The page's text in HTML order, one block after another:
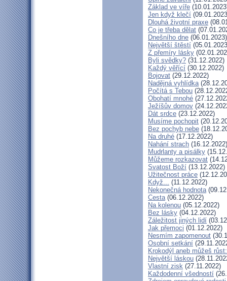
Základ ve víře
Jen když klečí
Dlouhá životní praxe
Co je třeba dělat
Dnešního dne (06.01.2023)
Největší štěstí
Z přemíry lásky
Byli svědky? (31.12.2022)
Každý věřící (30.12.2022)
Bojovat (29.12.2022)
Nadějná vyhlídka
Počítá s Tebou
Obohatí mnohé
Ježíšův domov
Dát srdce (23.12.2022)
Musíme pochopit
Bez pochyb nebe
Na druhé (17.12.2022)
Nahání strach (16.12.2022)
Mudrlanty a pisálky
Můžeme rozkazovat
Svatost Boží (13.12.2022)
Užitečnost práce
Když... (11.12.2022)
Nekonečná hodnota
Cesta(06.12.2022)
Na kolenou (05.12.2022)
Bez lásky (04.12.2022)
Záležitost jiných lidí
Jak přemoci (01.12.2022)
Nesmím zapomenout
Osobní setkání
Krokodýl aneb můžeš
Největší láskou
Vlastní zisk (27.11.2022)
Každodenní všedností